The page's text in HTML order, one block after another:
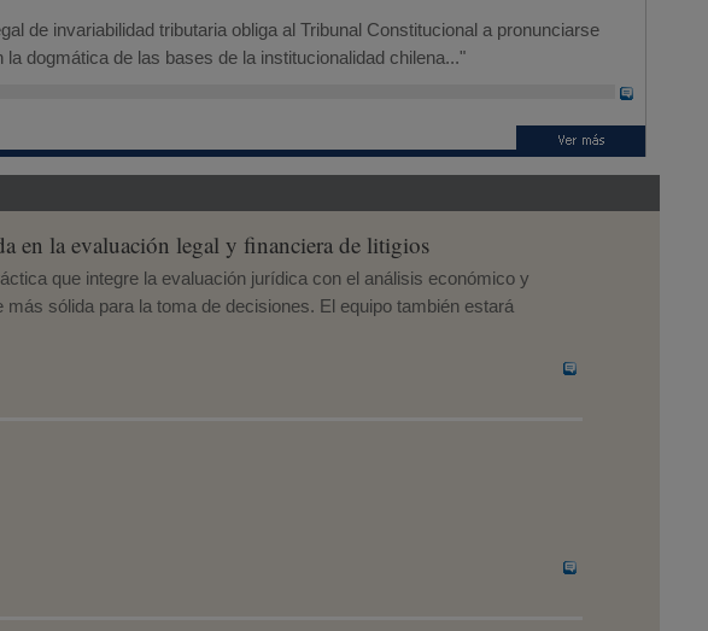
de invariabilidad tributaria obliga al Tribunal Constitucional a pronunciarse
dogmática de las bases de la institucionalidad chilena..."
en la evaluación legal y financiera de litigios
que integre la evaluación jurídica con el análisis económico y
sólida para la toma de decisiones. El equipo también estará